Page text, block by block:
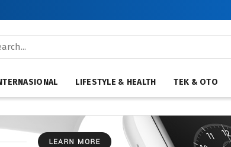
LIFESTYLE & HEALTH TEK & OTO